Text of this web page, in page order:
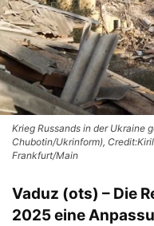
Krieg Russands in der Ukraine
Chubotin/Ukrinform),
Frankfurt/Main
Vaduz (ots) – Die
2025 eine